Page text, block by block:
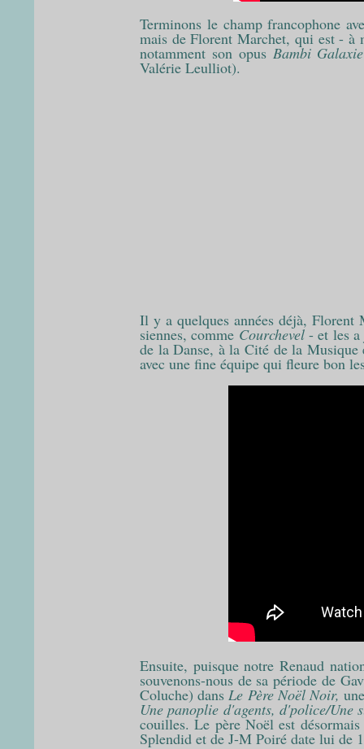
Terminons le champ francophone
mais de Florent Marchet, qui est - à
notamment son opus Bambi Galaxie
Valérie Leulliot).
Il y a quelques années déjà, Florent
siennes, comme Courchevel- et les a
de la Danse, à la Cité de la
avec une fine équipe qui fleure bon
Ensuite, puisque notre Renaud
souvenons-nous de sa période de
Coluche) dansLe Père Noël Noir,
Une panoplie d'agents, d'police/Une
couilles. Le père Noël est
Splendid et de J-M Poiré date lui de